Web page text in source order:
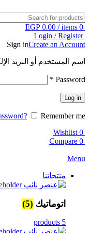
0
items
/
EGP 0.00
Login / Register
Sign inCreate an Account
اسم المستخدم أو البريد
Password
*
Log in
Remember me
0
Wishlist
0
Compare
Menu
منتجاتنا
اتوماتيك (5)
5 products